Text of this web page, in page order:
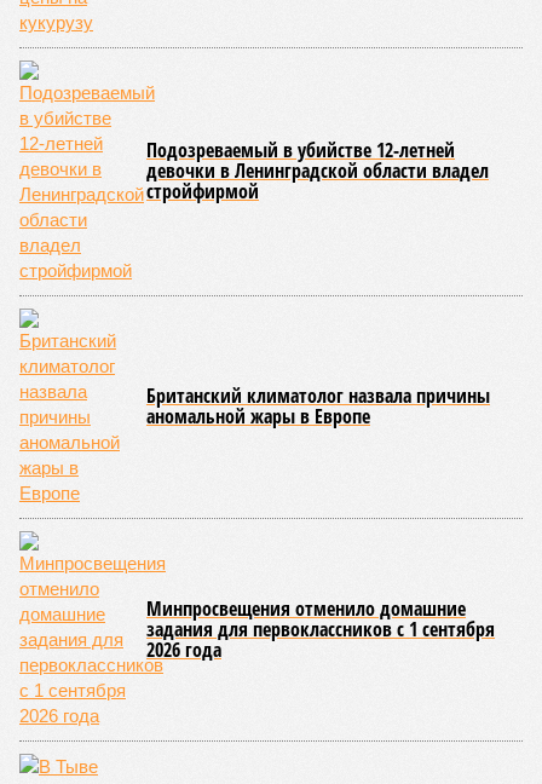
Подозреваемый в убийстве 12-летней
девочки в Ленинградской области владел
стройфирмой
Британский климатолог назвала причины
аномальной жары в Европе
Минпросвещения отменило домашние
задания для первоклассников с 1 сентября
2026 года